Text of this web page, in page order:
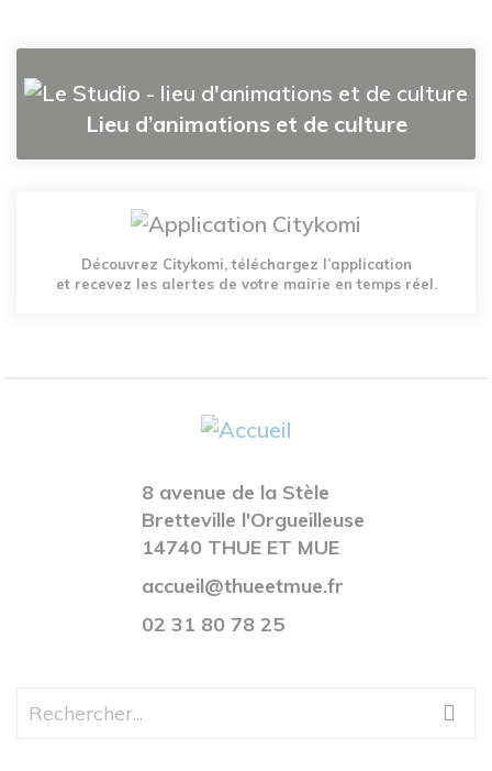
Lieu d’animations et de culture
Découvrez Citykomi, téléchargez l’application
et recevez les alertes de votre mairie en temps réel.
8 avenue de la Stèle
Bretteville l'Orgueilleuse
14740 THUE ET MUE
accueil@thueetmue.fr
02 31 80 78 25